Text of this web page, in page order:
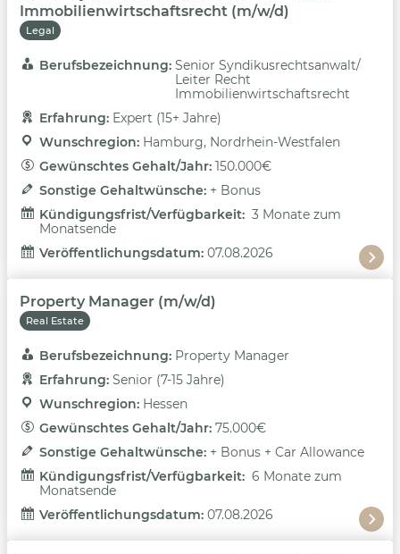
Immobilienwirtschaftsrecht (m/w/d)
Legal
Berufsbezeichnung: Senior Syndikusrechtsanwalt/
Leiter Recht
Immobilienwirtschaftsrecht
Erfahrung: Expert (15+ Jahre)
Wunschregion: Hamburg, Nordrhein-Westfalen
Gewünschtes Gehalt/Jahr: 150.000€
Sonstige Gehaltwünsche: + Bonus
Kündigungsfrist/Verfügbarkeit: 3 Monate zum
Monatsende
Veröffentlichungsdatum: 07.08.2026
Property Manager (m/w/d)
Real Estate
Berufsbezeichnung: Property Manager
Erfahrung: Senior (7-15 Jahre)
Wunschregion: Hessen
Gewünschtes Gehalt/Jahr: 75.000€
Sonstige Gehaltwünsche: + Bonus + Car Allowance
Kündigungsfrist/Verfügbarkeit: 6 Monate zum
Monatsende
Veröffentlichungsdatum: 07.08.2026